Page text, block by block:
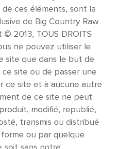
ces éléments, sont la
de Big Country Raw
© 2013, TOUS DROITS
ne pouvez utiliser le
site que dans le but de
ce site ou de passer une
ce site et à aucune autre
de ce site ne peut
modifié, republié,
transmis ou distribué
ou par quelque